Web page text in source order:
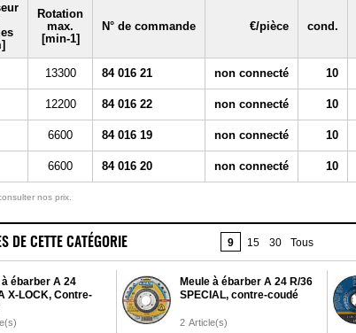
Rotation
max.
[min-1]
N° de commande €/pièce cond.
13300 84 016 21 non connecté 10
12200 84 016 22 non connecté 10
6600 84 016 19 non connecté 10
6600 84 016 20 non connecté 10
nos prix.
DE CETTE CATÉGORIE 9 15 30 Tous
à ébarber A 24
X-LOCK, Contre-
Meule à ébarber A 24 R/36
SPECIAL, contre-coudé
2 Article(s)